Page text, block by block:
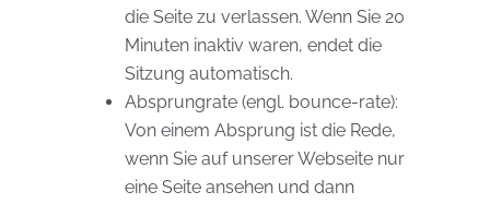
die Seite zu verlassen. Wenn Sie 20
Minuten inaktiv waren, endet die
Sitzung automatisch.
Absprungrate (engl. bounce-rate):
Von einem Absprung ist die Rede,
wenn Sie auf unserer Webseite nur
eine Seite ansehen und dann